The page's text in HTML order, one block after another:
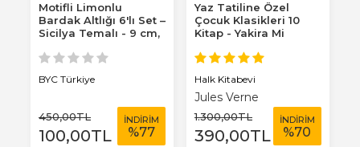
Motifli Limonlu
Bardak Altlığı 6'lı Set –
Sicilya Temalı - 9 cm,
BYC Türkiye
450,00TL
100,00TL
İNDİRİM
%77
Yaz Tatiline Özel
Çocuk Klasikleri 10
Kitap - Yakira Mi
Halk Kitabevi
Jules Verne
1.300,00TL
390,00TL
İNDİRİM
%70